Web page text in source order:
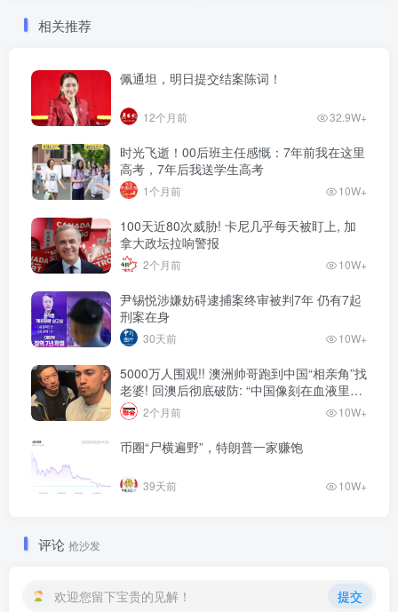
相关推荐
佩通坦，明日提交结案陈词！
12个月前 32.9W+
时光飞逝！00后班主任感慨：7年前我在这里
高考，7年后我送学生高考
1个月前 10W+
100天近80次威胁! 卡尼几乎每天被盯上, 加
拿大政坛拉响警报
2个月前 10W+
尹锡悦涉嫌妨碍逮捕案终审被判7年 仍有7起
刑案在身
30天前 10W+
5000万人围观!! 澳洲帅哥跑到中国“相亲角”找
老婆! 回澳后彻底破防: “中国像刻在血液里的
家”! 全网疯狂热议…
2个月前 10W+
币圈“尸横遍野”，特朗普一家赚饱
39天前 10W+
评论 抢沙发
欢迎您留下宝贵的见解！ 提交